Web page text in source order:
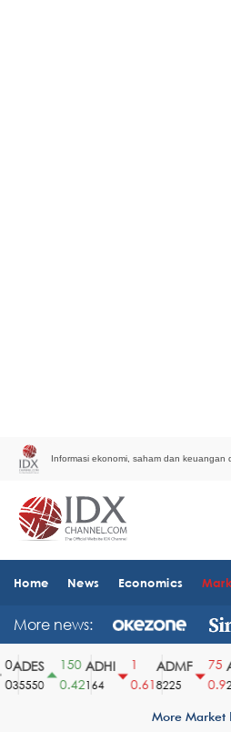
Informasi ekonomi, saham dan keuangan
Home News Economics
More news:
ADES
35550
150
0.42
ADHI
164
0.61
ADMF
8225
75
0.9
More Market